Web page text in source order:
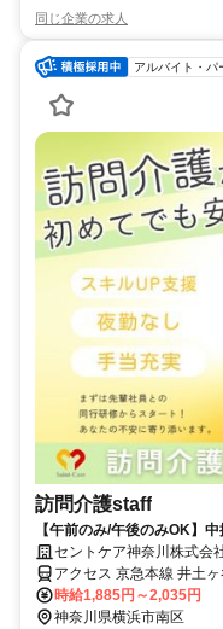
同じ企業の求人
アルバイト・パ
訪問介護staff
【午前のみ/午後のみOK】
でゆとりあるケアを届けま
セントケア神奈川株式
アクセス 京急本線 井土
番口徒歩約11分、京急本
線 井土ヶ谷駅 徒歩３分
時給1,885円～2,035円
神奈川県横浜市南区